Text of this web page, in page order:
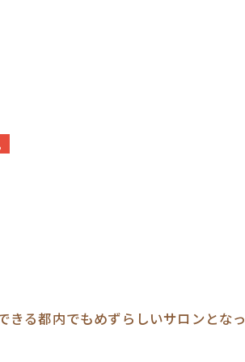
きる都内でもめずらしいサロンとな